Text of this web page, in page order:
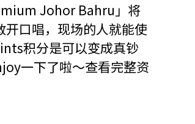
Johor Bahru」将
口唱，现场的人就能使
积分是可以变成真钞
一下了啦～查看完整资